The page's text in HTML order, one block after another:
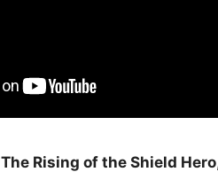
The Rising of the Shield Hero